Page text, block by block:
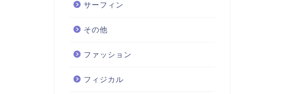
サーフィン
その他
ファッション
フィジカル